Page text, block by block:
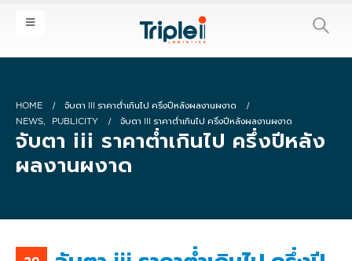
HOME
จับตา III ราคาต่ำเกินไป ครึ่งปีหลังผลงานผงาด
NEWS, PUBLICITY จับตา III ราคาต่ำเกินไป ครึ่งปีหลังผลงานผงาด
จับตา iii ราคาต่ำเกินไป ครึ่งปีหลัง
ผลงานผงาด